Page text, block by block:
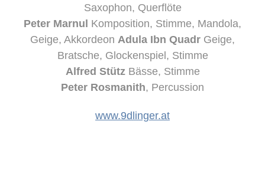
Saxophon, Querflöte
Peter Marnul Komposition, Stimme, Mandola,
Geige, Akkordeon Adula Ibn Quadr Geige,
Bratsche, Glockenspiel, Stimme
Alfred Stütz Bässe, Stimme
Peter Rosmanith, Percussion
www.9dlinger.at